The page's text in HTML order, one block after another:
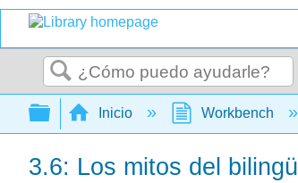
Buscar
Expandir/contraer
Inicio Workbench
3.6: Los mitos del